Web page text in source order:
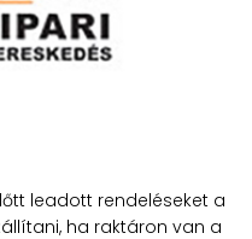
leadott rendeléseket a
ha raktáron van a